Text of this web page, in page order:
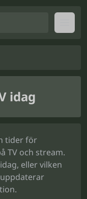
idag
tider för
TV och stream.
eller vilken